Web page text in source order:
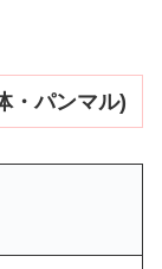
・パンマル)